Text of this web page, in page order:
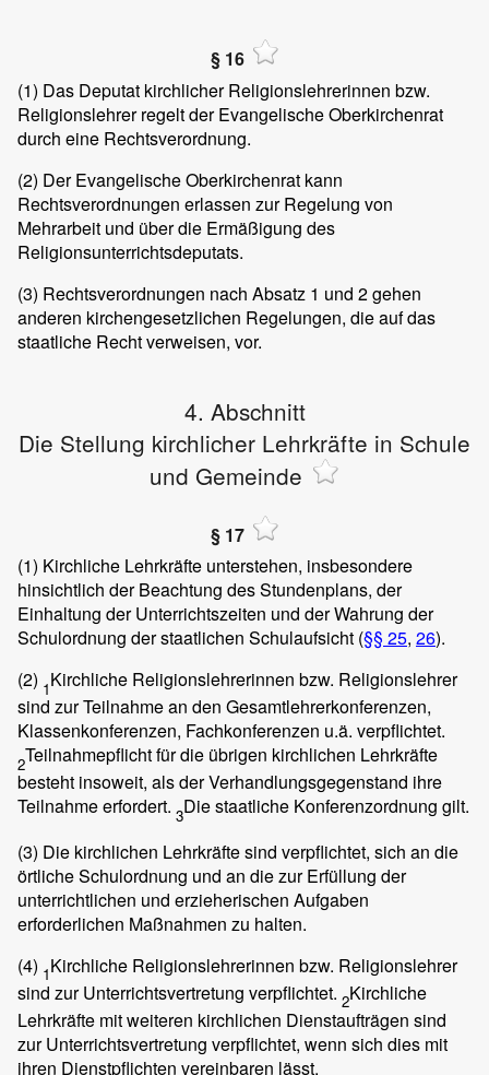
§ 16
(1) Das Deputat kirchlicher Religionslehrerinnen bzw.
Religionslehrer regelt der Evangelische Oberkirchenrat
durch eine Rechtsverordnung.
(2) Der Evangelische Oberkirchenrat kann
Rechtsverordnungen erlassen zur Regelung von
Mehrarbeit und über die Ermäßigung des
Religionsunterrichtsdeputats.
(3) Rechtsverordnungen nach Absatz 1 und 2 gehen
anderen kirchengesetzlichen Regelungen, die auf das
staatliche Recht verweisen, vor.
4. Abschnitt
Die Stellung kirchlicher Lehrkräfte in Schule
und Gemeinde
§ 17
(1) Kirchliche Lehrkräfte unterstehen, insbesondere
hinsichtlich der Beachtung des Stundenplans, der
Einhaltung der Unterrichtszeiten und der Wahrung der
Schulordnung der staatlichen Schulaufsicht (§§ 25, 26).
(2) 1Kirchliche Religionslehrerinnen bzw. Religionslehrer
sind zur Teilnahme an den Gesamtlehrerkonferenzen,
Klassenkonferenzen, Fachkonferenzen u.ä. verpflichtet.
2Teilnahmepflicht für die übrigen kirchlichen Lehrkräfte
besteht insoweit, als der Verhandlungsgegenstand ihre
Teilnahme erfordert. 3Die staatliche Konferenzordnung gilt.
(3) Die kirchlichen Lehrkräfte sind verpflichtet, sich an die
örtliche Schulordnung und an die zur Erfüllung der
unterrichtlichen und erzieherischen Aufgaben
erforderlichen Maßnahmen zu halten.
(4) 1Kirchliche Religionslehrerinnen bzw. Religionslehrer
sind zur Unterrichtsvertretung verpflichtet. 2Kirchliche
Lehrkräfte mit weiteren kirchlichen Dienstaufträgen sind
zur Unterrichtsvertretung verpflichtet, wenn sich dies mit
ihren Dienstpflichten vereinbaren lässt.